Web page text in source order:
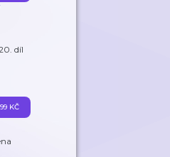
díl
99 KČ